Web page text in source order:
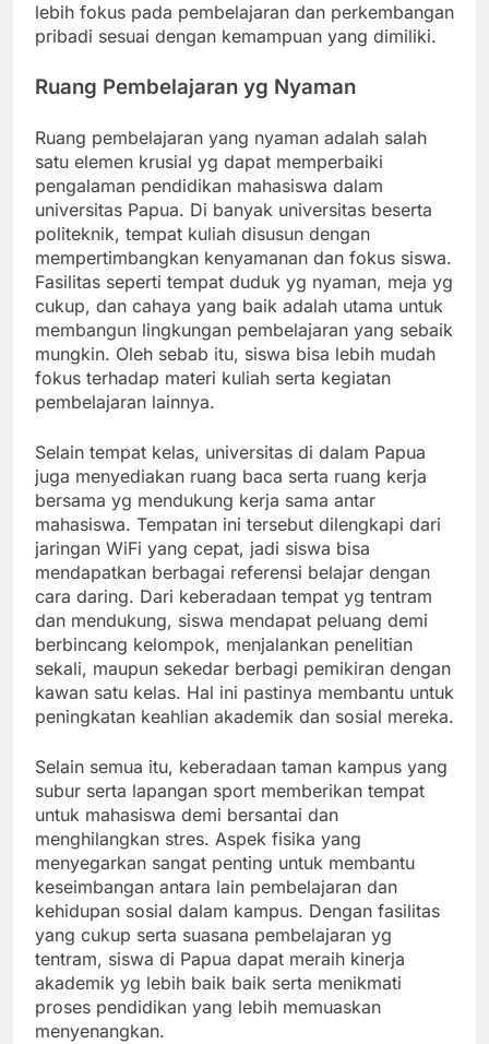
lebih fokus pada pembelajaran dan perkembangan
pribadi sesuai dengan kemampuan yang dimiliki.
Ruang Pembelajaran yg Nyaman
Ruang pembelajaran yang nyaman adalah salah
satu elemen krusial yg dapat memperbaiki
pengalaman pendidikan mahasiswa dalam
universitas Papua. Di banyak universitas beserta
politeknik, tempat kuliah disusun dengan
mempertimbangkan kenyamanan dan fokus siswa.
Fasilitas seperti tempat duduk yg nyaman, meja yg
cukup, dan cahaya yang baik adalah utama untuk
membangun lingkungan pembelajaran yang sebaik
mungkin. Oleh sebab itu, siswa bisa lebih mudah
fokus terhadap materi kuliah serta kegiatan
pembelajaran lainnya.
Selain tempat kelas, universitas di dalam Papua
juga menyediakan ruang baca serta ruang kerja
bersama yg mendukung kerja sama antar
mahasiswa. Tempatan ini tersebut dilengkapi dari
jaringan WiFi yang cepat, jadi siswa bisa
mendapatkan berbagai referensi belajar dengan
cara daring. Dari keberadaan tempat yg tentram
dan mendukung, siswa mendapat peluang demi
berbincang kelompok, menjalankan penelitian
sekali, maupun sekedar berbagi pemikiran dengan
kawan satu kelas. Hal ini pastinya membantu untuk
peningkatan keahlian akademik dan sosial mereka.
Selain semua itu, keberadaan taman kampus yang
subur serta lapangan sport memberikan tempat
untuk mahasiswa demi bersantai dan
menghilangkan stres. Aspek fisika yang
menyegarkan sangat penting untuk membantu
keseimbangan antara lain pembelajaran dan
kehidupan sosial dalam kampus. Dengan fasilitas
yang cukup serta suasana pembelajaran yg
tentram, siswa di Papua dapat meraih kinerja
akademik yg lebih baik baik serta menikmati
proses pendidikan yang lebih memuaskan
menyenangkan.